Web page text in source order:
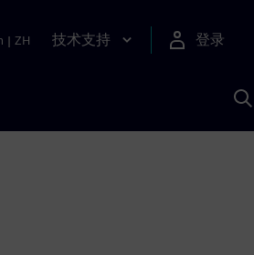
| ZH 技术支持 登录